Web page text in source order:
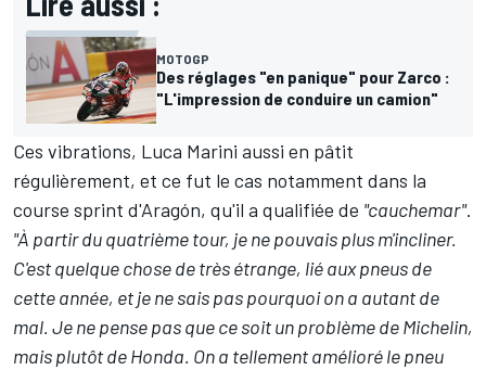
MOTOGP
Des réglages "en panique" pour Zarco :
"L'impression de conduire un camion"
Ces vibrations, Luca Marini aussi en pâtit
régulièrement, et ce fut le cas notamment dans la
course sprint d'Aragón, qu'il a qualifiée de "cauchemar".
"À partir du quatrième tour, je ne pouvais plus m'incliner.
C'est quelque chose de très étrange, lié aux pneus de
cette année, et je ne sais pas pourquoi on a autant de
mal. Je ne pense pas que ce soit un problème de Michelin,
mais plutôt de Honda. On a tellement amélioré le pneu